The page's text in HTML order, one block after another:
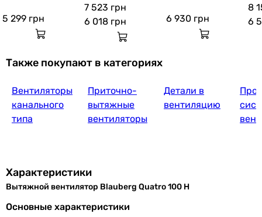
5 299 грн
ch 125 T
7 523 грн
6 018 грн 6 930 грн
ch
8
6
Также покупают в категориях
Вентиляторы
канального
типа
Приточно-
вытяжные
вентиляторы
Детали в
вентиляцию
Характеристики
Вытяжной вентилятор Blauberg Quatro 100 H
Основные характеристики